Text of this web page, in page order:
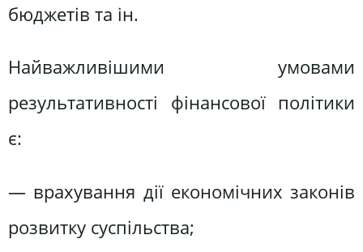
бюджетiв та iн.
Найважливішими умовами
результативності фінансової політики
є:
— врахування дiї економiчних законiв
розвитку суспiльства;